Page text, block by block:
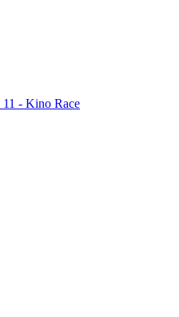
- Kino Race